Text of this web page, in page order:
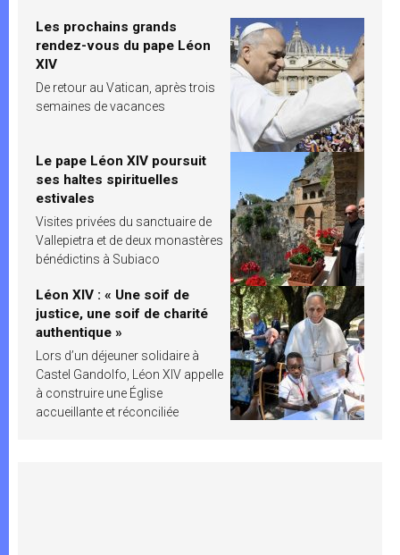
Les prochains grands
rendez-vous du pape Léon
XIV
De retour au Vatican, après trois
semaines de vacances
Le pape Léon XIV poursuit
ses haltes spirituelles
estivales
Visites privées du sanctuaire de
Vallepietra et de deux monastères
bénédictins à Subiaco
Léon XIV : « Une soif de
justice, une soif de charité
authentique »
Lors d’un déjeuner solidaire à
Castel Gandolfo, Léon XIV appelle
à construire une Église
accueillante et réconciliée